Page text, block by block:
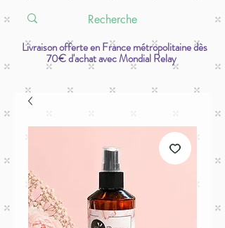
Livraison offerte en France métropolitaine dès
70€ d'achat avec Mondial Relay